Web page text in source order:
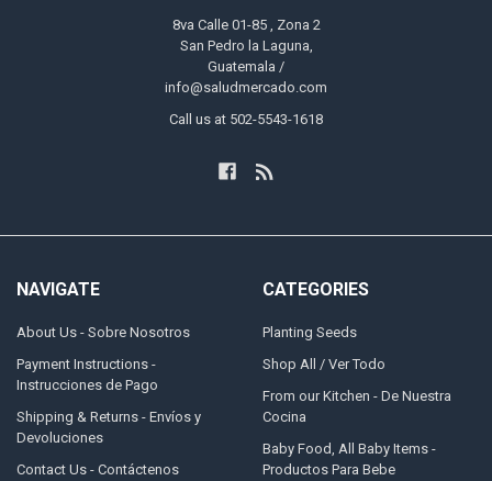
8va Calle 01-85 , Zona 2
San Pedro la Laguna,
Guatemala /
info@saludmercado.com
Call us at 502-5543-1618
NAVIGATE
About Us - Sobre Nosotros
Payment Instructions -
Instrucciones de Pago
Shipping & Returns - Envíos y
Devoluciones
Contact Us - Contáctenos
CATEGORIES
Planting Seeds
Shop All / Ver Todo
From our Kitchen - De Nuestra
Cocina
Baby Food, All Baby Items -
Productos Para Bebe